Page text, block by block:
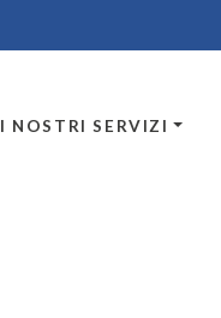
I NOSTRI SERVIZI